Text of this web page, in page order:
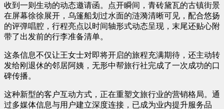
收到一则生动的动态邀请函。点开瞬间，青砖黛瓦的古镇街景
在屏幕徐徐展开，乌篷船划过水面的涟漪清晰可见，配合悠扬
的评弹唱腔，行程亮点以时间轴形式动态呈现，末尾还贴心附
带了出发前的行李准备清单。
这条信息不仅让王女士对即将开启的旅程充满期待，还主动转
发给刚退休的邻居阿姨，无形中帮旅行社完成了一次成功的口
碑传播。
这种新型的客户互动方式，正在重塑文旅行业的营销格局。通
过多媒体信息与用户建立深度连接，已成为业内提升服务品